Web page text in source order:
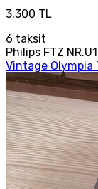
3.300 TL
6 taksit
Philips FTZ
Vintage Olympia